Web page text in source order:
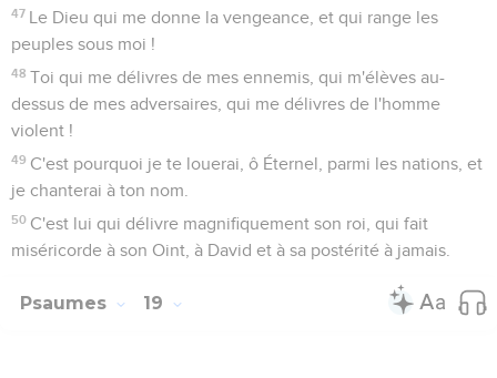
47 Le Dieu qui me donne la vengeance, et qui range les
peuples sous moi !
48 Toi qui me délivres de mes ennemis, qui m'élèves au-
dessus de mes adversaires, qui me délivres de l'homme
violent !
49 C'est pourquoi je te louerai, ô Éternel, parmi les nations, et
je chanterai à ton nom.
50 C'est lui qui délivre magnifiquement son roi, qui fait
miséricorde à son Oint, à David et à sa postérité à jamais.
Psaumes 19